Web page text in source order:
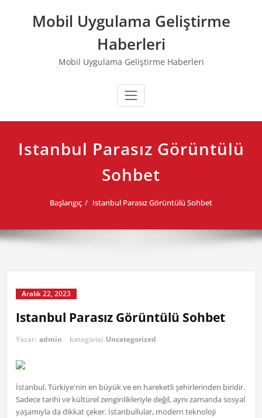
Mobil Uygulama Geliştirme
Haberleri
Mobil Uygulama Geliştirme Haberleri
Istanbul Parasız Görüntülü
Sohbet
Başlangıç Istanbul Parasız Görüntülü Sohbet
Aralık 22, 2023
Istanbul Parasız Görüntülü Sohbet
Yazar: admin kategorisi Uncategorized
İstanbul, Türkiye'nin en büyük ve en hareketli şehirlerinden biridir.
Sadece tarihi ve kültürel zenginlikleriyle değil, aynı zamanda sosyal
yaşamıyla da dikkat çeker. İstanbullular, modern teknoloji